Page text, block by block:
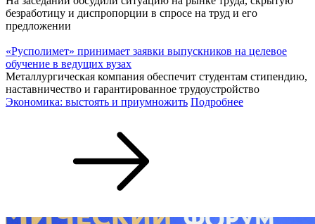
безработицу и диспропорции в спросе на труд и его
предложении